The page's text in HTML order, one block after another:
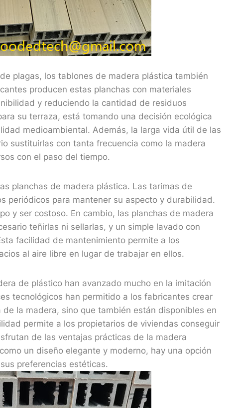
plagas, los tablones de madera plástica también
producen estas planchas con materiales
y reduciendo la cantidad de residuos
su terraza, está tomando una decisión ecológica
medioambiental. Además, la larga vida útil de las
sustituirlas con tanta frecuencia como la madera
con el paso del tiempo.
planchas de madera plástica. Las tarimas de
periódicos para mantener su aspecto y durabilidad.
y ser costoso. En cambio, las planchas de madera
teñirlas ni sellarlas, y un simple lavado con
facilidad de mantenimiento permite a los
al aire libre en lugar de trabajar en ellos.
de plástico han avanzado mucho en la imitación
tecnológicos han permitido a los fabricantes crear
la madera, sino que también están disponibles en
permite a los propietarios de viviendas conseguir
de las ventajas prácticas de la madera
un diseño elegante y moderno, hay una opción
preferencias estéticas.